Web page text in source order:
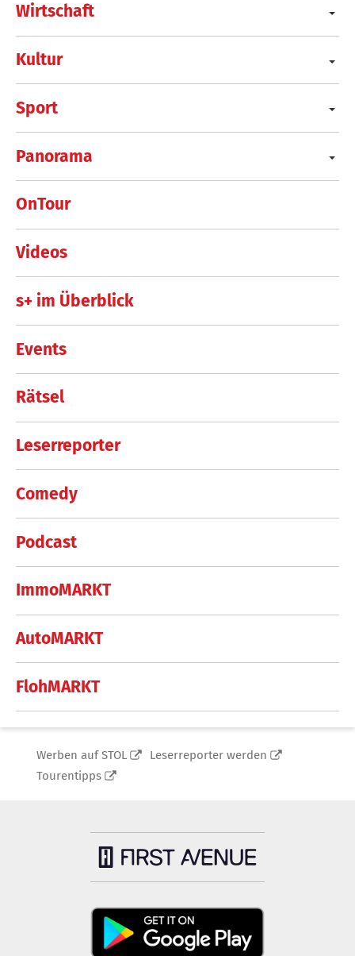
Wirtschaft
Kultur
Sport
Panorama
OnTour
Videos
s+ im Überblick
Events
Rätsel
Leserreporter
Comedy
Podcast
ImmoMARKT
AutoMARKT
FlohMARKT
Werben auf STOL
Leserreporter werden
Tourentipps